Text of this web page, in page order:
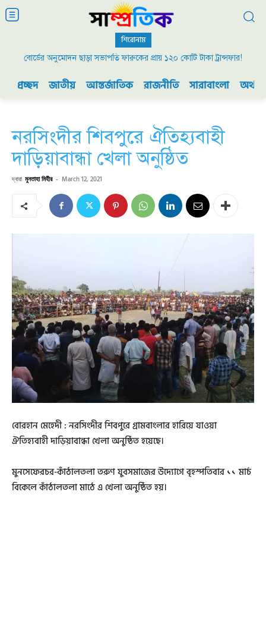
শিরোনাম
বোর্ডের অনুমোদন ছাড়া সভাপতি ফারুকের প্রায় ১২০ কোটি টাকা ট্রান্সফার!
প্রচ্ছদ জাতীয় আন্তর্জাতিক রাজনীতি সারাবাংলা
নরসিংদীর শিবপুরে ঐতিহ্যবাহী
দাড়িয়াবান্ধা খেলা অনুষ্ঠিত
দ্বারা মুনতাহা মিহীর - March 12, 2021
বোরহান মেহেদী : নরসিংদীর শিবপুরে গ্রামবাংলার হারিয়ে যাওয়া
ঐতিহ্যবাহী দাড়িয়াবান্ধা খেলা অনুষ্ঠিত হয়েছে।
মুনসেফেরচর-কাঁঠালতলা তরুণ যুবসমাজের উদ্যোগে বৃহস্পতিবার ১১ মার্চ
বিকেলে কাঁঠালতলা মাঠে এ খেলা অনুষ্ঠিত হয়।